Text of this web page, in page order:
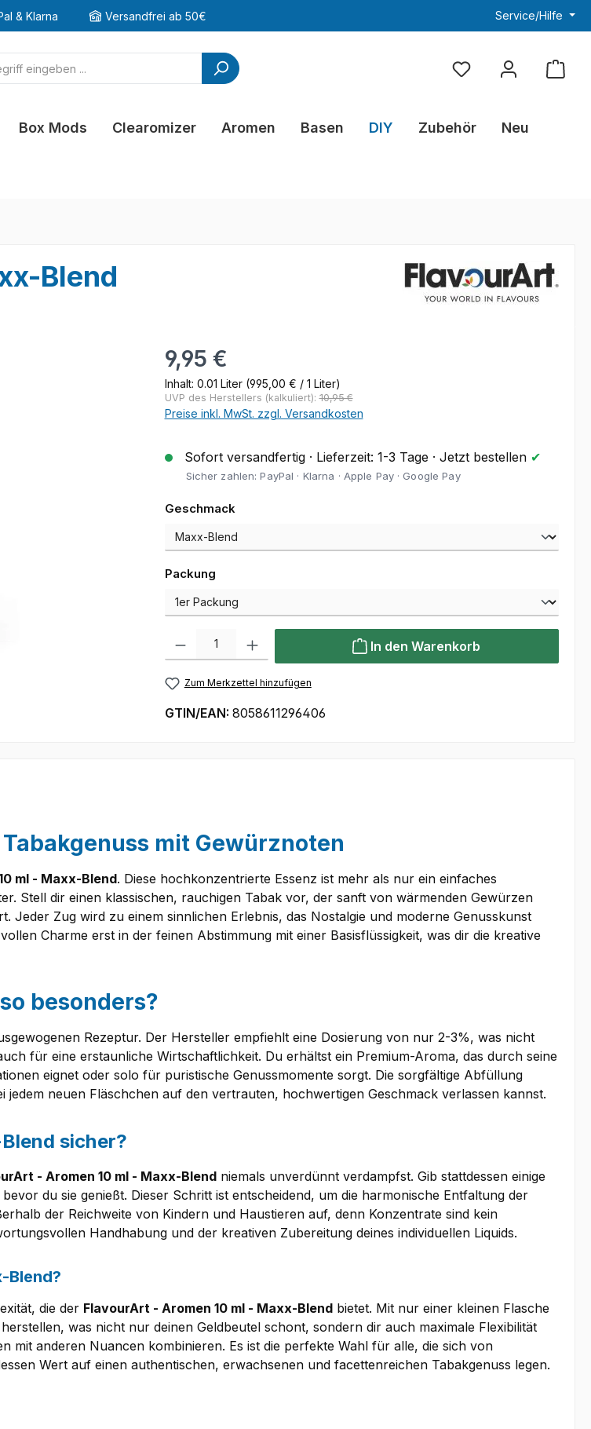
& Klarna Versandfrei ab 50€ Service/Hilfe
Du hast 0 Produkte
Box Mods Clearomizer Aromen Basen DIY Zubehör Neu
Blend
Regulärer Preis:
9,95 €
Inhalt: 0.01 Liter (995,00 € / 1 Liter)
UVP des Herstellers (kalkuliert):10,95 €
Preise inkl. MwSt. zzgl. Versandkosten
Sofort versandfertig · Lieferzeit: 1-3 Tage · Jetzt bestellen ✔
Sicher zahlen: PayPal · Klarna · Apple Pay · Google Pay
Geschmackauswählen
Packungauswählen
Produkt Anzahl: Gib den gewünschten Wert ein oder benutze die Schaltflächen
In den Warenkorb
Zum Merkzettel hinzufügen
GTIN/EAN: 8058611296406
mit Gewürznoten
ml - Maxx-Blend. Diese hochkonzentrierte Essenz ist mehr als nur ein einfaches
Stell dir einen klassischen, rauchigen Tabak vor, der sanft von wärmenden Gewürzen
Jeder Zug wird zu einem sinnlichen Erlebnis, das Nostalgie und moderne Genusskunst
Charme erst in der feinen Abstimmung mit einer Basisflüssigkeit, was dir die kreative
besonders?
Rezeptur. Der Hersteller empfiehlt eine Dosierung von nur 2-3%, was nicht
für eine erstaunliche Wirtschaftlichkeit. Du erhältst ein Premium-Aroma, das durch seine
eignet oder solo für puristische Genussmomente sorgt. Die sorgfältige Abfüllung
neuen Fläschchen auf den vertrauten, hochwertigen Geschmack verlassen kannst.
sicher?
- Aromen 10 ml - Maxx-Blend niemals unverdünnt verdampfst. Gib stattdessen einige
du sie genießt. Dieser Schritt ist entscheidend, um die harmonische Entfaltung der
der Reichweite von Kindern und Haustieren auf, denn Konzentrate sind kein
Handhabung und der kreativen Zubereitung deines individuellen Liquids.
Blend?
die der FlavourArt - Aromen 10 ml - Maxx-Blend bietet. Mit nur einer kleinen Flasche
was nicht nur deinen Geldbeutel schont, sondern dir auch maximale Flexibilität
mit anderen Nuancen kombinieren. Es ist die perfekte Wahl für alle, die sich von
Wert auf einen authentischen, erwachsenen und facettenreichen Tabakgenuss legen.